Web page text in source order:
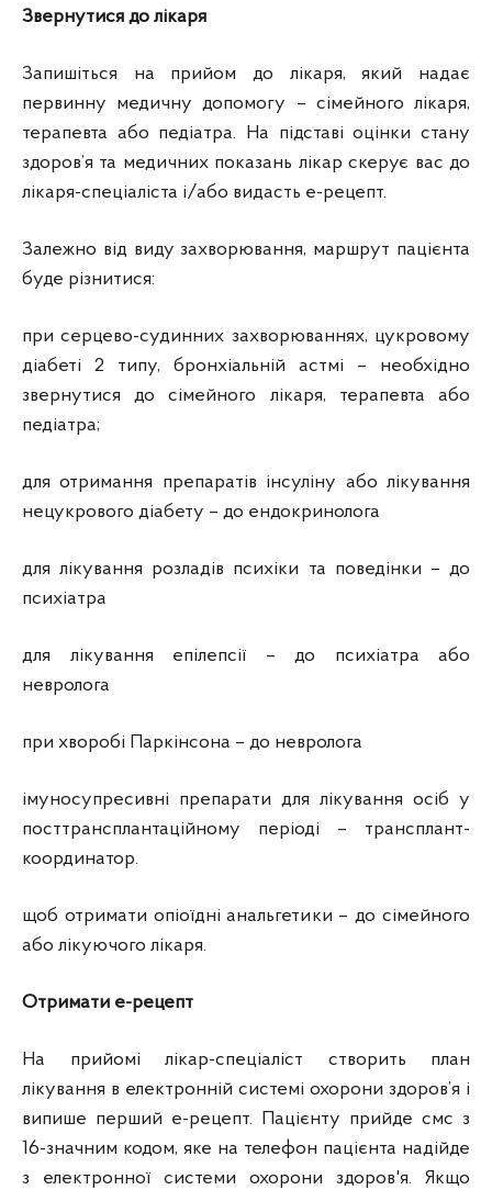
Звернутися до лікаря
Запишіться на прийом до лікаря, який надає
первинну медичну допомогу – сімейного лікаря,
терапевта або педіатра. На підставі оцінки стану
здоров’я та медичних показань лікар скерує вас до
лікаря-спеціаліста і/або видасть е-рецепт.
Залежно від виду захворювання, маршрут пацієнта
буде різнитися:
при серцево-судинних захворюваннях, цукровому
діабеті 2 типу, бронхіальній астмі – необхідно
звернутися до сімейного лікаря, терапевта або
педіатра;
для отримання препаратів інсуліну або лікування
нецукрового діабету – до ендокринолога
для лікування розладів психіки та поведінки – до
психіатра
для лікування епілепсії – до психіатра або
невролога
при хворобі Паркінсона – до невролога
імуносупресивні препарати для лікування осіб у
посттрансплантаційному періоді – трансплант-
координатор.
щоб отримати опіоїдні анальгетики – до сімейного
або лікуючого лікаря.
Отримати е-рецепт
На прийомі лікар-спеціаліст створить план
лікування в електронній системі охорони здоров’я і
випише перший е-рецепт. Пацієнту прийде смс з
16-значним кодом, яке на телефон пацієнта надійде
з електронної системи охорони здоров'я. Якщо